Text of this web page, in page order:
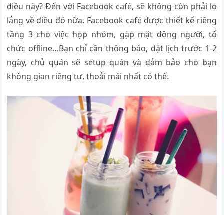
điều này? Đến với Facebook café, sẽ không còn phải lo
lắng về điều đó nữa. Facebook café được thiết kế riêng
tầng 3 cho việc họp nhóm, gặp mặt đông người, tổ
chức offline…Bạn chỉ cần thông báo, đặt lịch trước 1-2
ngày, chủ quán sẽ setup quán và đảm bảo cho bạn
không gian riêng tư, thoải mái nhất có thể.